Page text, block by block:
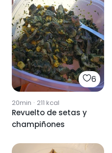
6
20min · 211 kcal
Revuelto de setas y
champiñones